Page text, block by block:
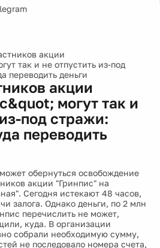
акции
так и не отпустить из-под
переводить деньги
акции
могут так и
под стражи:
переводить
обернуться освобождение
акции "Гринпис" на
Сегодня истекают 48 часов,
залога. Однако деньги, по 2 млн
перечислить не может,
куда. В организации
собрали необходимую сумму,
не последовало номера счета,